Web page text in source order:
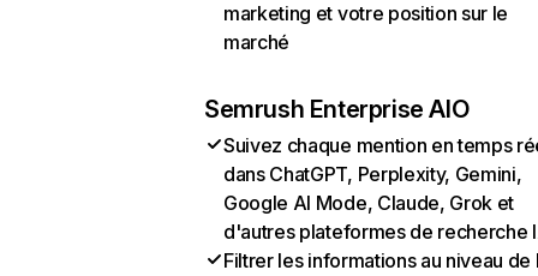
marketing et votre position sur le
marché
Semrush Enterprise AIO
Suivez chaque mention en temps
dans ChatGPT, Perplexity, Gemini,
Google AI Mode, Claude, Grok et
d'autres plateformes de recherche
Filtrer les informations au niveau de